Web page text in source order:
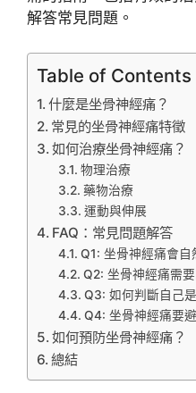
解答常見問題。
Table of Contents
什麼是坐骨神經痛？
常見的坐骨神經痛特徵
如何治療坐骨神經痛？
物理治療
藥物治療
運動與伸展
FAQ：常見問題解答
Q1: 坐骨神經痛會自
Q2: 坐骨神經痛需要
Q3: 如何判斷自己
Q4: 坐骨神經痛要
如何預防坐骨神經痛？
總結